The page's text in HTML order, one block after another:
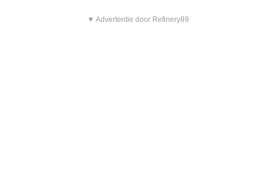
▼ Advertentie door Refinery89